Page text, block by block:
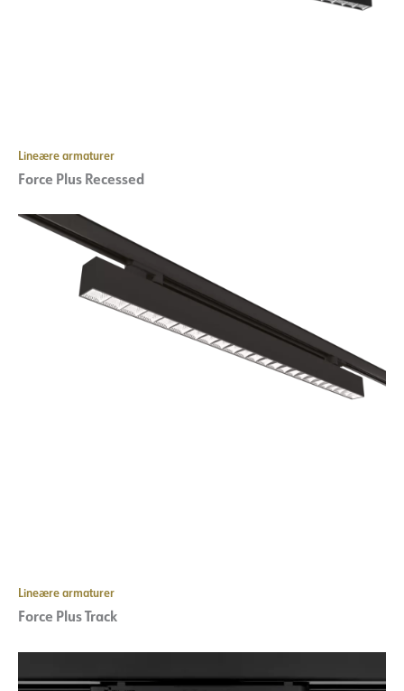
Lineære armaturer
Force Plus Recessed
Lineære armaturer
Force Plus Track